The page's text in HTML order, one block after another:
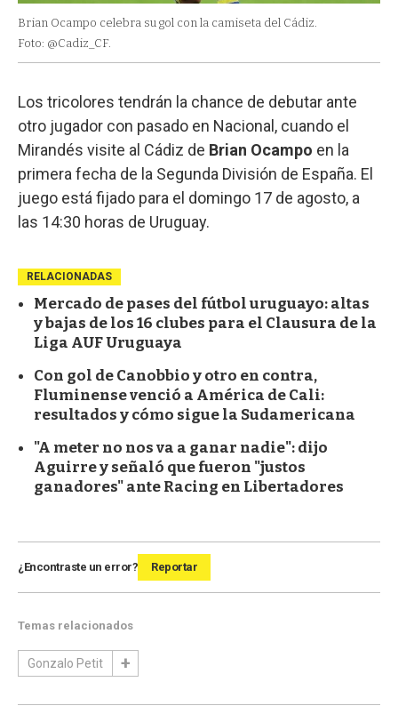
Brian Ocampo celebra su gol con la camiseta del Cádiz.
Foto: @Cadiz_CF.
Los tricolores tendrán la chance de debutar ante
otro jugador con pasado en Nacional, cuando el
Mirandés visite al Cádiz de Brian Ocampo en la
primera fecha de la Segunda División de España. El
juego está fijado para el domingo 17 de agosto, a
las 14:30 horas de Uruguay.
RELACIONADAS
Mercado de pases del fútbol uruguayo: altas
y bajas de los 16 clubes para el Clausura de la
Liga AUF Uruguaya
Con gol de Canobbio y otro en contra,
Fluminense venció a América de Cali:
resultados y cómo sigue la Sudamericana
"A meter no nos va a ganar nadie": dijo
Aguirre y señaló que fueron "justos
ganadores" ante Racing en Libertadores
¿Encontraste un error? Reportar
Temas relacionados
Gonzalo Petit